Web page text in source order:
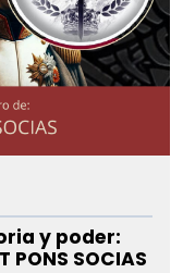
y poder:
SOCIAS